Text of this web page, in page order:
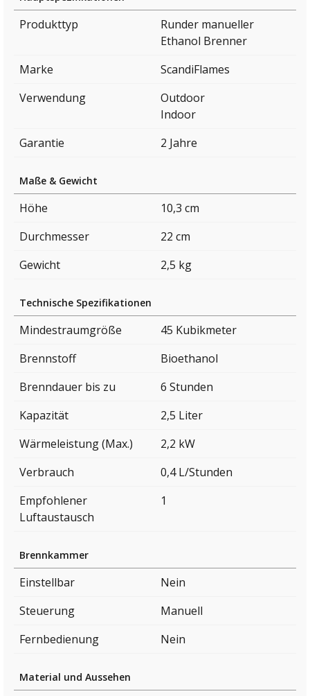
Produkttyp
Runder manueller
Ethanol Brenner
Marke
ScandiFlames
Verwendung
Outdoor
Indoor
Garantie
2 Jahre
Maße & Gewicht
Höhe
10,3 cm
Durchmesser
22 cm
Gewicht
2,5 kg
Technische Spezifikationen
Mindestraumgröße
45 Kubikmeter
Brennstoff
Bioethanol
Brenndauer bis zu
6 Stunden
Kapazität
2,5 Liter
Wärmeleistung (Max.)
2,2 kW
Verbrauch
0,4 L/Stunden
Empfohlener
Luftaustausch
1
Brennkammer
Einstellbar
Nein
Steuerung
Manuell
Fernbedienung
Nein
Material und Aussehen